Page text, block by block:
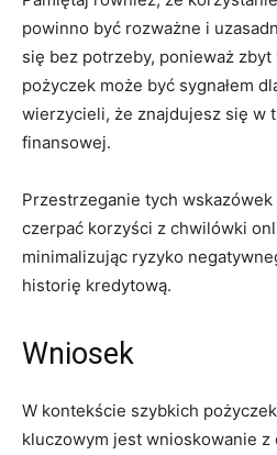
powinno być rozważne i
się bez potrzeby, ponieważ
pożyczek może być sygnałem
wierzycieli, że znajdujesz się w
finansowej.
Przestrzeganie tych
czerpać korzyści z chwilówki
minimalizując ryzyko
historię kredytową.
Wniosek
W kontekście szybkich
kluczowym jest wnioskowanie z